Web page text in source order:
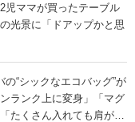
児ママが買ったテーブル
景に「ドアップかと思
“シックなエコバッグ”が
ランク上に変身」「マグ
たくさん入れても肩が痛